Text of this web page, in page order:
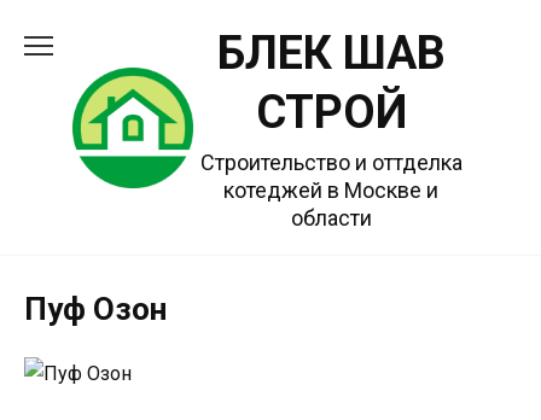
содержанию
БЛЕК ШАВ
СТРОЙ
Строительство и оттделка
котеджей в Москве и
области
Пуф Озон